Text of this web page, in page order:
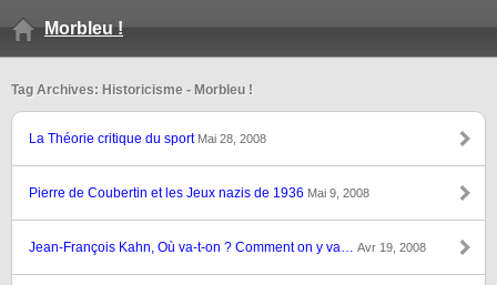
Morbleu !
Tag Archives: Historicisme - Morbleu !
La Théorie critique du sport Mai 28, 2008
Pierre de Coubertin et les Jeux nazis de 1936 Mai 9, 2008
Jean-François Kahn, Où va-t-on ? Comment on y va… Avr 19, 2008